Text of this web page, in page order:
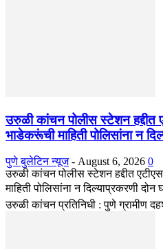
उरुळी कांचन पोलीस स्टेशन हद्दीत
भाडेकरूंची माहिती पोलिसांना न
पुणे बुलेटिन न्यूज - August 6, 2026 0
उरुळी कांचन पोलीस स्टेशन हद्दीत
माहिती पोलिसांना न दिल्याप्रकरणी
उरुळी कांचन प्रतिनिधी : पुणे ग्रामीण